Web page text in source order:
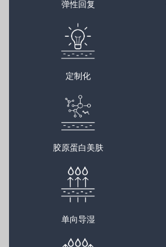
弹性回复
定制化
胶原蛋白美肤
单向导湿